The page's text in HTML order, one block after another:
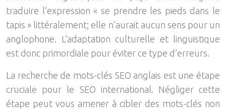
traduire l’expression « se prendre les pieds dans le
tapis » littéralement; elle n’aurait aucun sens pour un
anglophone. L’adaptation culturelle et linguistique
est donc primordiale pour éviter ce type d’erreurs.
La recherche de mots-clés SEO anglais est une étape
cruciale pour le SEO international. Négliger cette
étape peut vous amener à cibler des mots-clés non